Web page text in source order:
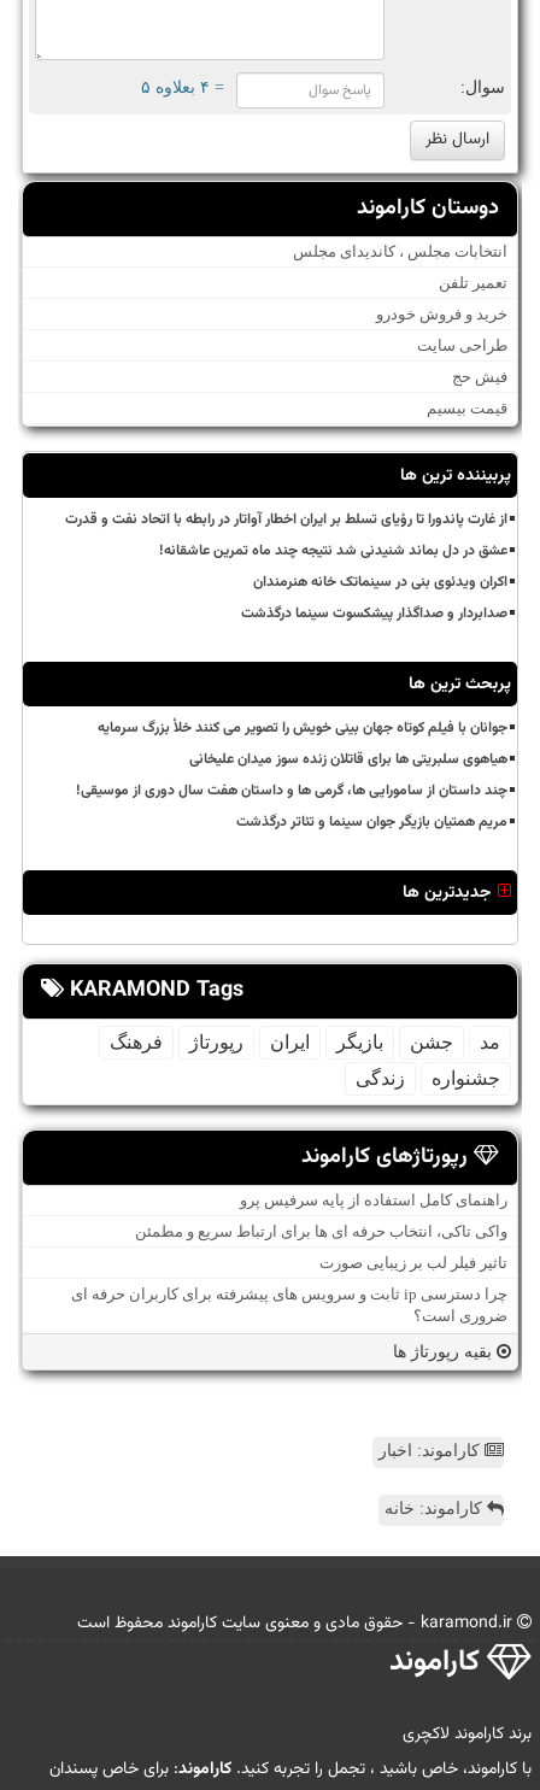
سوال: = ۴ بعلاوه ۵
دوستان کاراموند
انتخابات مجلس ، کاندیدای مجلس
تعمیر تلفن
خرید و فروش خودرو
طراحی سایت
فیش حج
قیمت بیسیم
پربیننده ترین ها
از غارت پاندورا تا رؤیای تسلط بر ایران اخطار آواتار در رابطه با اتحاد نفت و قدرت
عشق در دل بماند شنیدنی شد نتیجه چند ماه تمرین عاشقانه!
اکران ویدئوی بنی در سینماتک خانه هنرمندان
صدابردار و صداگذار پیشکسوت سینما درگذشت
پربحث ترین ها
جوانان با فیلم کوتاه جهان بینی خویش را تصویر می کنند خلأ بزرگ سرمایه
هیاهوی سلبریتی ها برای قاتلان زنده سوز میدان علیخانی
چند داستان از سامورایی ها، گرمی ها و داستان هفت سال دوری از موسیقی!
مریم همتیان بازیگر جوان سینما و تئاتر درگذشت
جدیدترین ها
KARAMOND Tags
مد جشن بازیگر ایران رپورتاژ
فرهنگ
جشنواره
زندگی
رپورتاژهای کاراموند
راهنمای کامل استفاده از پایه سرفیس پرو
واکی تاکی، انتخاب حرفه ای ها برای ارتباط سریع و مطمئن
تاثیر فیلر لب بر زیبایی صورت
چرا دسترسی ip ثابت و سرویس های پیشرفته برای کاربران حرفه ای
ضروری است؟
بقیه رپورتاژ ها
کاراموند: اخبار
کاراموند: خانه
كاراموند
برند کاراموند لاکچری
با کاراموند، خاص باشید ، تجمل را تجربه کنید. کاراموند: برای خاص پسندان